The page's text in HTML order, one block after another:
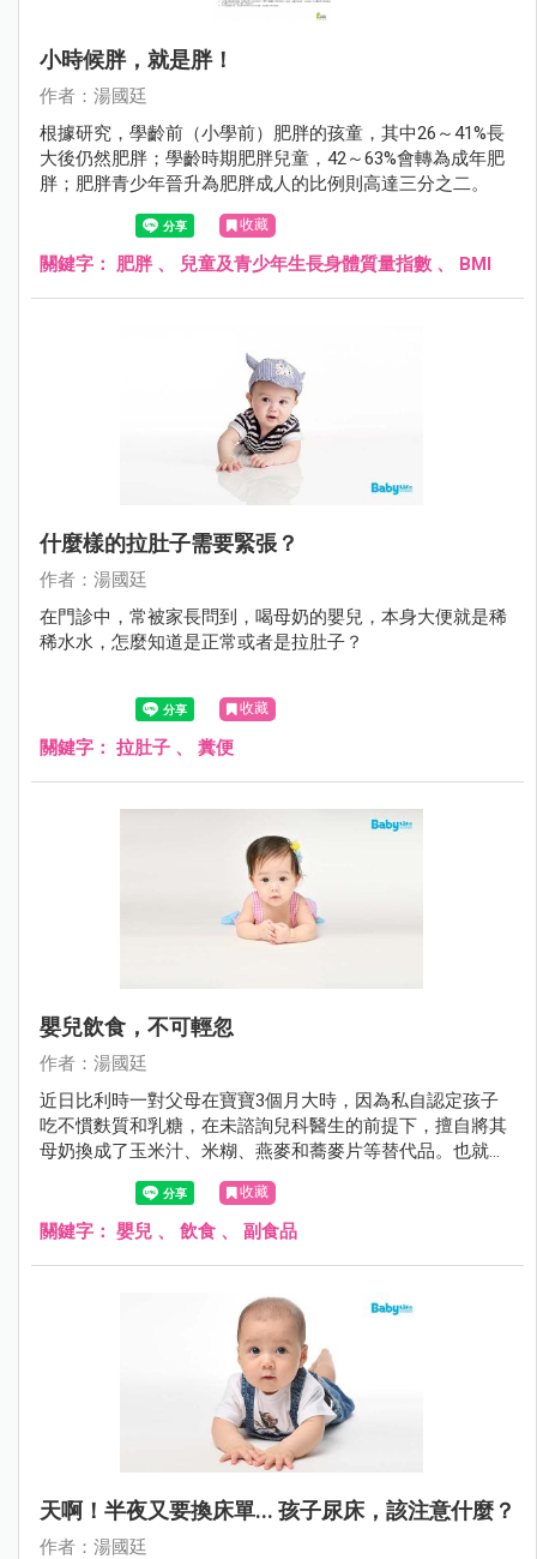
小時候胖，就是胖！
作者：湯國廷
根據研究，學齡前（小學前）肥胖的孩童，其中26～41%長
大後仍然肥胖；學齡時期肥胖兒童，42～63%會轉為成年肥
胖；肥胖青少年晉升為肥胖成人的比例則高達三分之二。
收藏
關鍵字： 肥胖、 兒童及青少年生長身體質量指數 、 BMI
什麼樣的拉肚子需要緊張？
作者：湯國廷
在門診中，常被家長問到，喝母奶的嬰兒，本身大便就是稀
稀水水，怎麼知道是正常或者是拉肚子？
收藏
關鍵字： 拉肚子 、 糞便
嬰兒飲食，不可輕忽
作者：湯國廷
近日比利時一對父母在寶寶3個月大時，因為私自認定孩子
吃不慣麩質和乳糖，在未諮詢兒科醫生的前提下，擅自將其
母奶換成了玉米汁、米糊、燕麥和蕎麥片等替代品。也就是
用植物奶代替母乳對其進行餵養，不料4個月後，寶寶因營
養不良和嚴重脫水而死亡。收藏
關鍵字： 嬰兒 、 飲食 、 副食品
天啊！半夜又要換床單... 孩子尿床，該注意什麼？
作者：湯國廷